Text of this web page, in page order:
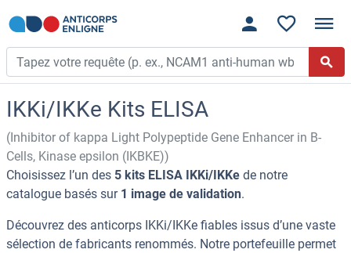
IKKi/IKKe Kits ELISA
(Inhibitor of kappa Light Polypeptide Gene Enhancer in B-
Cells, Kinase epsilon (IKBKE))
Choisissez l’un des 5 kits ELISA IKKi/IKKe de notre
catalogue basés sur 1 image de validation.
Découvrez des anticorps IKKi/IKKe fiables issus d’une vaste
sélection de fabricants renommés. Notre portefeuille permet